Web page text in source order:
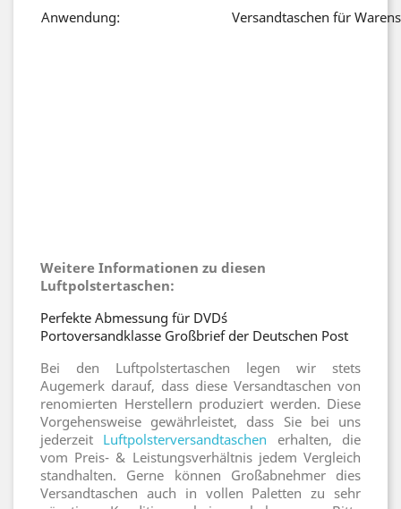
Anwendung:
Versandtaschen für
Weitere Informationen zu diesen
Luftpolstertaschen:
Perfekte Abmessung für DVD´s
Portoversandklasse Großbrief der Deutschen Post
Bei den Luftpolstertaschen legen wir stets
Augemerk darauf, dass diese Versandtaschen von
renomierten Herstellern produziert werden. Diese
Vorgehensweise gewährleistet, dass Sie bei uns
jederzeit Luftpolsterversandtaschen erhalten, die
vom Preis- & Leistungsverhältnis jedem Vergleich
standhalten. Gerne können Großabnehmer dies
Versandtaschen auch in vollen Paletten zu sehr